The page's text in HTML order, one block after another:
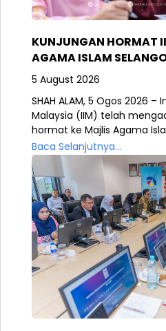
KUNJUNGAN HORMAT
AGAMA ISLAM
5 August 2026
SHAH ALAM, 5 Ogos 2026
Malaysia (IIM) telah
hormat ke Majlis Agama
Baca Selanjutnya...